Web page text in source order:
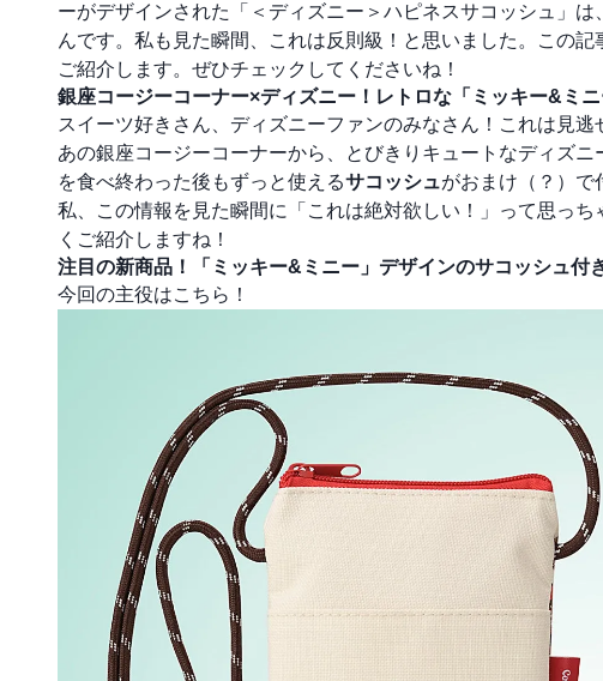
ーがデザインされた「＜ディズニー＞ハピネスサコッシュ」
んです。私も見た瞬間、これは反則級！と思いました。この
ご紹介します。ぜひチェックしてくださいね！
銀座コージーコーナー×ディズニー！レトロな「ミッキー&ミ
スイーツ好きさん、ディズニーファンのみなさん！これは見逃
あの銀座コージーコーナーから、とびきりキュートなディズ
を食べ終わった後もずっと使えるサコッシュがおまけ（？）で
私、この情報を見た瞬間に「これは絶対欲しい！」って思っ
くご紹介しますね！
注目の新商品！「ミッキー&ミニー」デザインのサコッシュ付
今回の主役はこちら！